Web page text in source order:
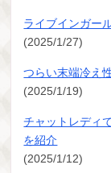
ライブインガー
(2025/1/27)
つらい末端冷え
(2025/1/19)
チャットレディ
を紹介
(2025/1/12)